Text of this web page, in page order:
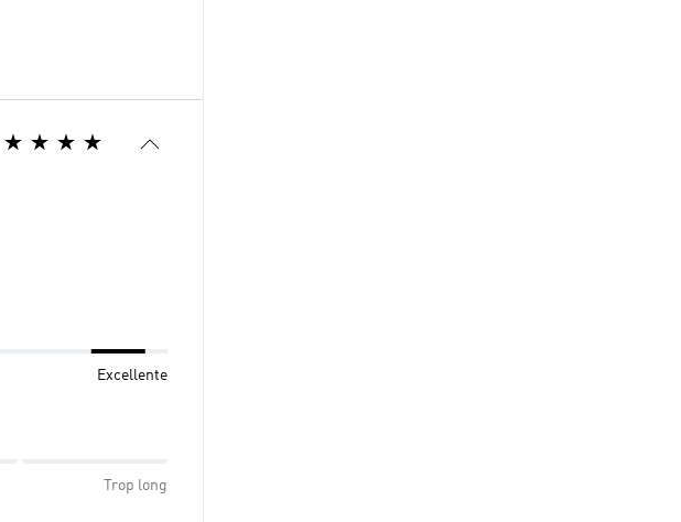
Excellente
Trop long